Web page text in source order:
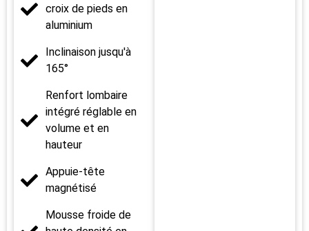
croix de pieds en
aluminium
Inclinaison jusqu'à
165°
Renfort lombaire
intégré réglable en
volume et en
hauteur
Appuie-tête
magnétisé
Mousse froide de